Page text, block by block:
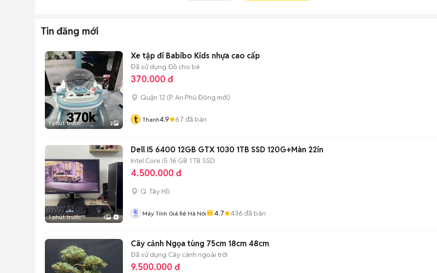
Tin đăng mới
1 phút trước 2
Xe tập đi Babibo Kids nhựa cao cấp
Đã sử dụng Đồ cho bé
370.000 đ
Quận 12 (P. An Phú Đông mới)
t Thanh4.9 67 đã bán
1 phút trước 1
Dell I5 6400 12GB GTX 1030 1TB SSD 120G+Màn 22in
Intel Core i5 16 GB 1 TB SSD
4.500.000 đ
Q. Tây Hồ
Máy Tính Giá Rẻ Hà Nôi 4.7 436 đã bán
Cây cảnh Ngọa tùng 75cm 18cm 48cm
Đã sử dụng Cây cảnh ngoài trời
9.500.000 đ